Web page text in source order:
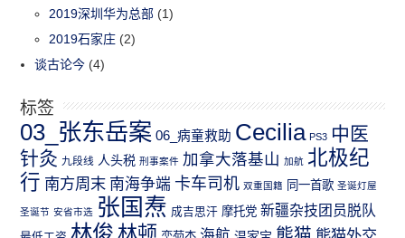
2019深圳华为总部 (1)
2019石家庄 (2)
谈古论今 (4)
标签
03_张东岳案 06_病童救助 Cecilia PS3 中医
针灸 九段线 人头税 刑事案件 加拿大落基山 加航 北极纪
行 南方周末 南海争端 卡车司机 双重国籍 同一首歌 圣诞灯屋
圣诞节 安省市选 张国焘 成吉思汗 摩托党 新疆杂技团员脱队
林俊